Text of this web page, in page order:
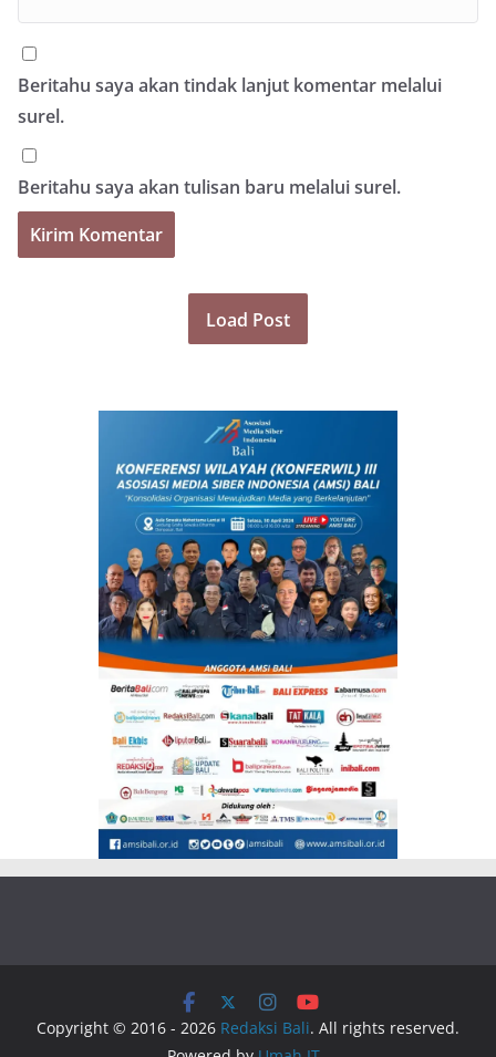
Beritahu saya akan tindak lanjut komentar melalui
surel.
Beritahu saya akan tulisan baru melalui surel.
Load Post
Copyright © 2016 - 2026 Redaksi Bali. All rights reserved.